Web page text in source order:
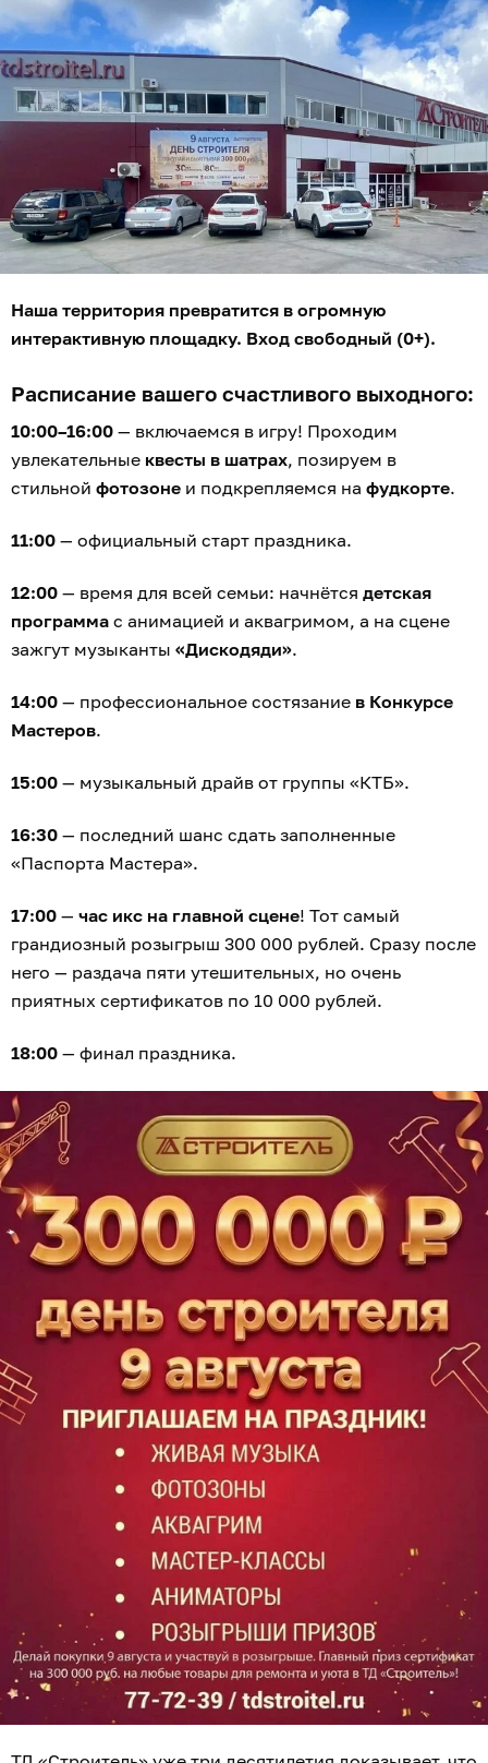
Наша территория превратится в огромную
интерактивную площадку. Вход свободный (0+).
Расписание вашего счастливого выходного:
10:00–16:00 — включаемся в игру! Проходим
увлекательные квесты в шатрах, позируем в
стильной фотозоне и подкрепляемся на фудкорте.
11:00 — официальный старт праздника.
12:00 — время для всей семьи: начнётся детская
программа с анимацией и аквагримом, а на сцене
зажгут музыканты «Дискодяди».
14:00 — профессиональное состязание в Конкурсе
Мастеров.
15:00 — музыкальный драйв от группы «КТБ».
16:30 — последний шанс сдать заполненные
«Паспорта Мастера».
17:00 — час икс на главной сцене! Тот самый
грандиозный розыгрыш 300 000 рублей. Сразу после
него — раздача пяти утешительных, но очень
приятных сертификатов по 10 000 рублей.
18:00 — финал праздника.